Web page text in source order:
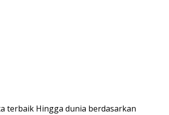
terbaik Hingga dunia berdasarkan